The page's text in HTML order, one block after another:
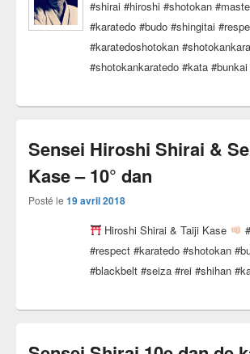
#shirai #hiroshi #shotokan
#karatedo #budo #shingitai
#karatedoshotokan
#shotokankaratedo #kata
Sensei Hiroshi Shirai &
Kase – 10° dan
Posté le 19 avril 2018
Hiroshi Shirai & Taiji Kase
#respect #karatedo #shotokan
#blackbelt #seiza #rei #shihan